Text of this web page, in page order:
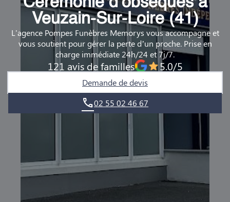
DEMANDE DE RENDEZ-VOUS EN AGENCE
QUI SOMMES-NOUS ?
NOUS REJOINDRE
Veuzain-Sur-Loire (41)
L'agence Pompes Funèbres Memorys vous accompagne et
vous soutient pour gérer la perte d’un proche. Prise en
charge immédiate 24h/24 et 7j/7.
121 avis de familles 5.0/5
Demande de devis
02 55 02 46 67